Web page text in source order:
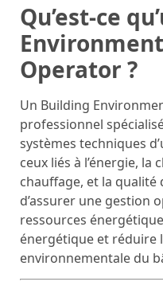
Qu’est-ce
Operator ?
Un Building
professionnel
systèmes techniques
ceux liés à l’énergie,
chauffage, et la qualité
d’assurer une gestion
ressources
énergétique et réduire
environnementale du